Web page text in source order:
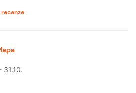
recenze
31.10.